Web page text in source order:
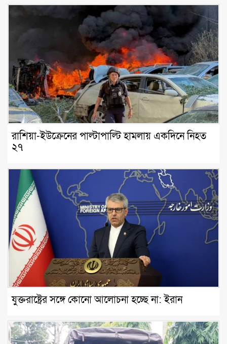
রাশিয়া-ইউক্রেনের পাল্টাপাল্টি হামলায় একদিনে নিহত
২৭
যুক্তরাষ্ট্রের সঙ্গে কোনো আলোচনা হচ্ছে না: ইরান